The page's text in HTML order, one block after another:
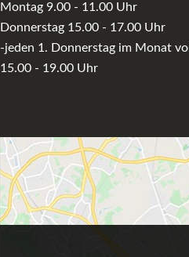
Montag 9.00 - 11.00 Uhr
Donnerstag 15.00 - 17.00 Uhr
-jeden 1. Donnerstag im Monat
15.00 - 19.00 Uhr